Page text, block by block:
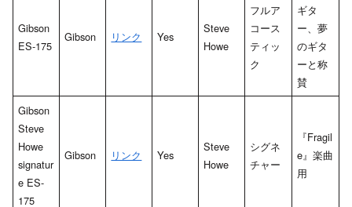
Gibson
ES-175
Gibson リンク Yes
Steve
Howe
フルア
コース
ティッ
ク
ギタ
ー、夢
のギタ
ーと称
賛
Gibson
Steve
Howe
signatur
e ES-
175
Gibson リンク Yes
Steve
Howe
シグネ
チャー
『Fragil
e』楽曲
用